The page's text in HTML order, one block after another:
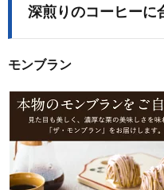
深煎りのコーヒーに
モンブラン